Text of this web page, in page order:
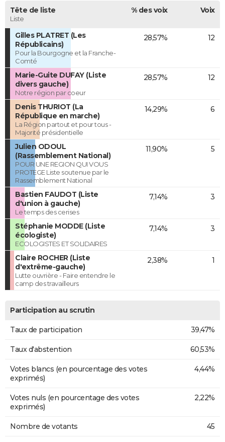
Tête de liste
Liste
% des voix Voix
Gilles PLATRET (Les
Républicains)
Pour la Bourgogne et la Franche-
Comté
28,57% 12
Marie-Guite DUFAY (Liste
divers gauche)
Notre région par coeur
28,57% 12
Denis THURIOT (La
République en marche)
La Région partout et pour tous -
Majorité présidentielle
14,29% 6
Julien ODOUL
(Rassemblement National)
POUR UNE REGION QUI VOUS
PROTEGE Liste soutenue par le
Rassemblement National
11,90% 5
Bastien FAUDOT (Liste
d'union à gauche)
Le temps des cerises
7,14% 3
Stéphanie MODDE (Liste
écologiste)
ECOLOGISTES ET SOLIDAIRES
7,14% 3
Claire ROCHER (Liste
d'extrême-gauche)
Lutte ouvrière - Faire entendre le
camp des travailleurs
2,38% 1
Participation au scrutin
Taux de participation 39,47%
Taux d'abstention 60,53%
Votes blancs (en pourcentage des votes
exprimés)
4,44%
Votes nuls (en pourcentage des votes
exprimés)
2,22%
Nombre de votants 45